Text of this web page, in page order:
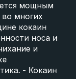
мощным
во многих
кокаин
носа и
и
- Кокаин